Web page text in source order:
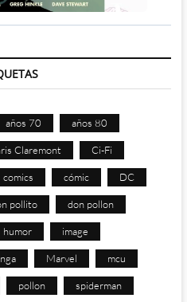
años 70 años 80
Claremont Ci-Fi
comics cómic DC
pollito don pollon
humor image
Marvel mcu
pollon spiderman